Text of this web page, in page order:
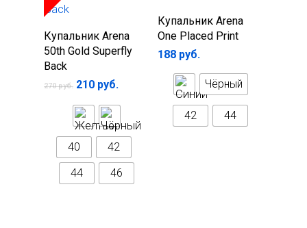
параметры
Купальник Arena
50th Gold Superfly
Back
270руб. 210 руб.
40
42
44
46
параметры
Купальник Arena
One Placed Print
188 руб.
Чёрный
42 44